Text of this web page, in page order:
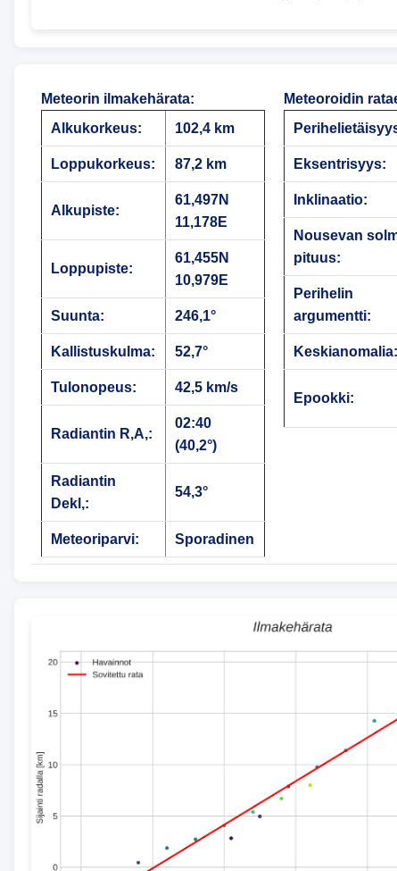
Meteorin ilmakehärata:
Alkukorkeus:
102,4 km
Loppukorkeus: 87,2 km
Alkupiste:
61,497N
11,178E
Loppupiste:
61,455N
10,979E
Suunta: 246,1°
Kallistuskulma: 52,7°
Tulonopeus: 42,5 km/s
Radiantin R,A,:
02:40
(40,2°)
Radiantin
Dekl,:
54,3°
Meteoriparvi: Sporadinen
Meteoroidin
Eksentrisyys:
Inklinaatio:
Nousevan
pituus:
Perihelin
argumentti:
Keskianomalia:
Epookki: